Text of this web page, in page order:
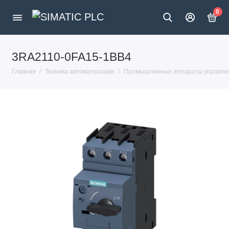
0
3RA2110-0FA15-1BB4
Главная Техника автоматизации Промышленные аппараты